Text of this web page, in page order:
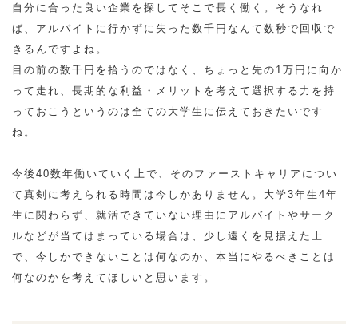
自分に合った良い企業を探してそこで長く働く。そうなれ
ば、アルバイトに行かずに失った数千円なんて数秒で回収で
きるんですよね。
目の前の数千円を拾うのではなく、ちょっと先の1万円に向か
って走れ、長期的な利益・メリットを考えて選択する力を持
っておこうというのは全ての大学生に伝えておきたいです
ね。
今後40数年働いていく上で、そのファーストキャリアについ
て真剣に考えられる時間は今しかありません。大学3年生4年
生に関わらず、就活できていない理由にアルバイトやサーク
ルなどが当てはまっている場合は、少し遠くを見据えた上
で、今しかできないことは何なのか、本当にやるべきことは
何なのかを考えてほしいと思います。